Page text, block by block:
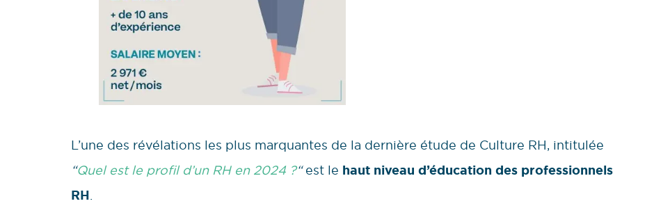
L’une des révélations les plus marquantes de la dernière étude de Culture RH, intitulée
“Quel est le profil d’un RH en 2024 ?“est le haut niveau d’éducation des professionnels
RH.